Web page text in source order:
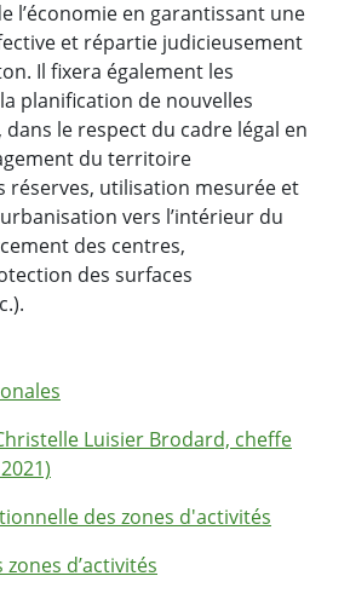
l’économie en garantissant une
et répartie judicieusement
Il fixera également les
planification de nouvelles
dans le respect du cadre légal en
du territoire
réserves, utilisation mesurée et
vers l’intérieur du
des centres,
des surfaces
Luisier Brodard, cheffe
des zones d'activités
d’activités